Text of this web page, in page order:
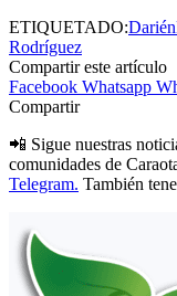
ETIQUETADO:Darién
Rodríguez
Compartir este artículo
Facebook Whatsapp
Compartir
📲 Sigue nuestras
comunidades de
Telegram. También